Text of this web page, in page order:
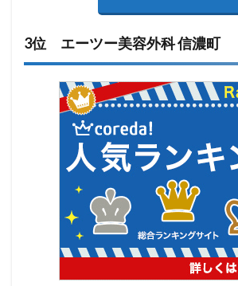
3位 エーツー美容外科 信濃町